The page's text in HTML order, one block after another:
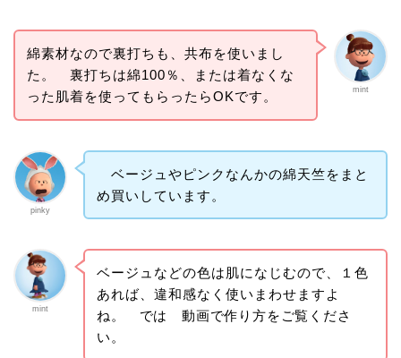
mint
綿素材なので裏打ちも、共布を使いまし
た。 裏打ちは綿100％、または着なくな
った肌着を使ってもらったらOKです。
pinky
ベージュやピンクなんかの綿天竺をまと
め買いしています。
mint
ベージュなどの色は肌になじむので、１色
あれば、違和感なく使いまわせますよ
ね。
では 動画で作り方をご覧くださ
い。